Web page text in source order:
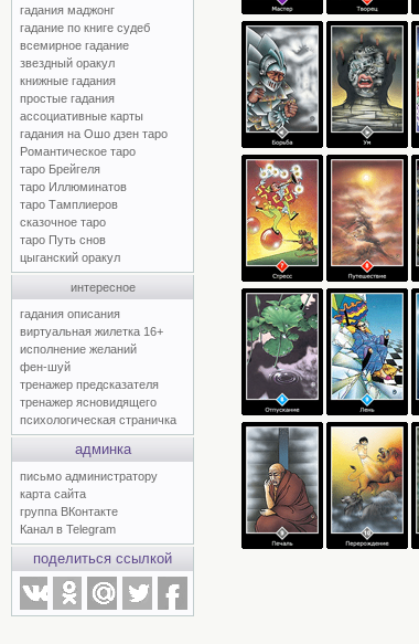
гадания маджонг
гадание по книге судеб
всемирное гадание
звездный оракул
книжные гадания
простые гадания
ассоциативные карты
гадания на Ошо дзен таро
Романтическое таро
таро Брейгеля
таро Иллюминатов
таро Тамплиеров
сказочное таро
таро Путь снов
цыганский оракул
интересное
гадания описания
виртуальная жилетка 16+
исполнение желаний
фен-шуй
тренажер предсказателя
тренажер ясновидящего
психологическая страничка
админка
письмо администратору
карта сайта
группа ВКонтакте
Канал в Telegram
поделиться ссылкой